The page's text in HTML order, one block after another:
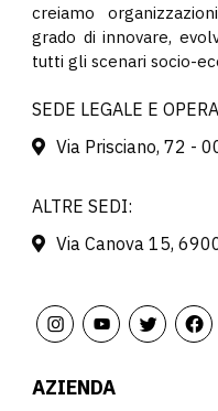
creiamo
grado di innovare,
tutti gli scenari socio-
SEDE LEGALE E
Via Prisciano, 72 -
ALTRE SEDI:
Via Canova 15,
AZIENDA